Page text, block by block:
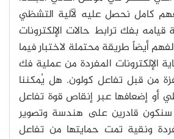
كامل نحصل عليه لآلية التشظي
بفك ترابط حالات الإلكترونات
أيضاً طريقة محتملة لاختبار فيما
الإلكترونات المفردة من عملية فك
من قبل تفاعل كولون. هل يُمكننا
أو إضعافها عبر إنقاص قوة تفاعل
سنكون قادرين على هندسة وتصوير
ونقية تمت حمايتها من تفاعل